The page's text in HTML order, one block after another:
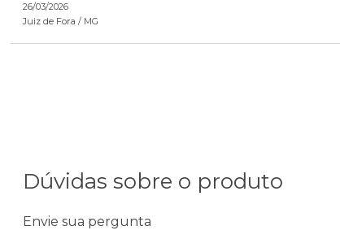
26/03/2026
Juiz de Fora / MG
Dúvidas sobre o produto
Envie sua pergunta